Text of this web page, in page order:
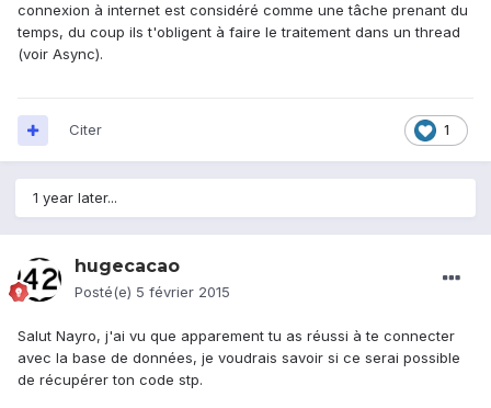
connexion à internet est considéré comme une tâche prenant du
temps, du coup ils t'obligent à faire le traitement dans un thread
(voir Async).
1
Citer
1 year later...
hugecacao
Posté(e) 5 février 2015
Salut Nayro, j'ai vu que apparement tu as réussi à te connecter
avec la base de données, je voudrais savoir si ce serai possible
de récupérer ton code stp.